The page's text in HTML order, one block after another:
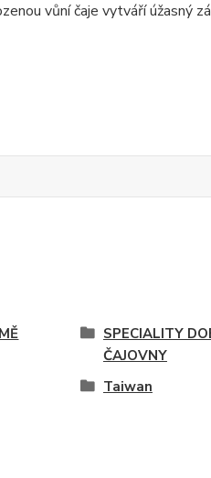
vůní čaje vytváří úžasný
SPECIALITY
ČAJOVNY
Taiwan